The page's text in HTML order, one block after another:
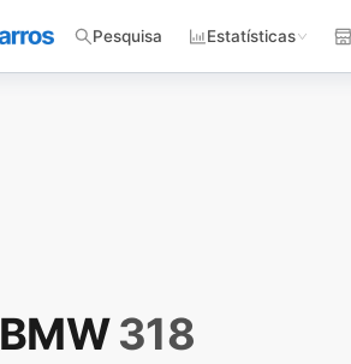
Pesquisa Estatísticas
BMW 318